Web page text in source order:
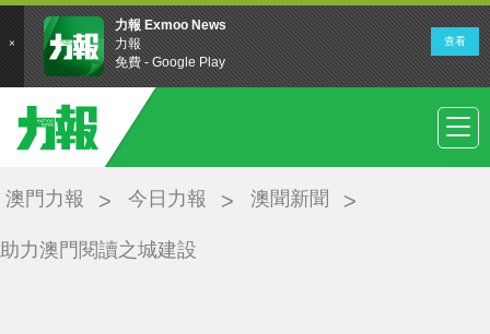
澳門力報 今日力報 澳聞新聞
助力澳門閱讀之城建設